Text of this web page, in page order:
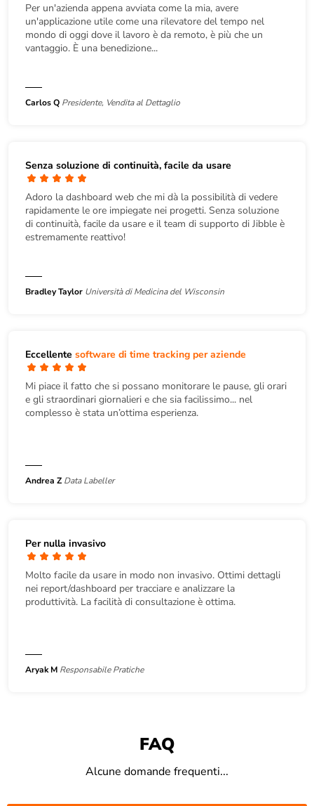
Per un'azienda appena avviata come la mia, avere
un'applicazione utile come una rilevatore del tempo nel
mondo di oggi dove il lavoro è da remoto, è più che un
vantaggio. È una benedizione...
Carlos Q Presidente, Vendita al Dettaglio
Senza soluzione di continuità, facile da usare
Adoro la dashboard web che mi dà la possibilità di vedere
rapidamente le ore impiegate nei progetti. Senza soluzione
di continuità, facile da usare e il team di supporto di Jibble è
estremamente reattivo!
Bradley Taylor Università di Medicina del Wisconsin
Eccellente software di time tracking per aziende
Mi piace il fatto che si possano monitorare le pause, gli orari
e gli straordinari giornalieri e che sia facilissimo... nel
complesso è stata un’ottima esperienza.
Andrea Z Data Labeller
Per nulla invasivo
Molto facile da usare in modo non invasivo. Ottimi dettagli
nei report/dashboard per tracciare e analizzare la
produttività. La facilità di consultazione è ottima.
Aryak M Responsabile Pratiche
FAQ
Alcune domande frequenti...